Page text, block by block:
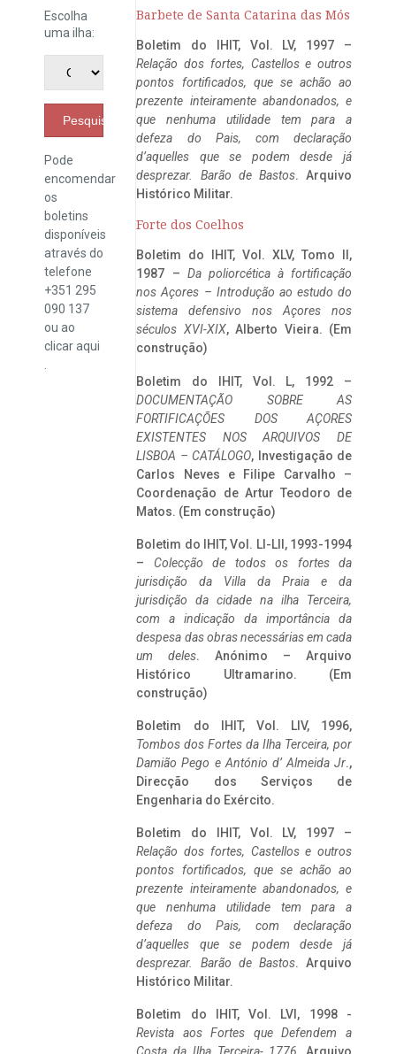
Escolha
uma ilha:
Pesquisar
Pode
encomendar
os
boletins
disponíveis
através do
telefone
+351 295
090 137
ou ao
clicaraqui
Barbete de Santa Catarina das Mós
Boletim do IHIT, Vol. LV, 1997 –
Relação dos fortes, Castellos e outros
pontos fortificados, que se achão ao
prezente inteiramente abandonados, e
que nenhuma utilidade tem para a
defeza do Pais, com declaração
d’aquelles que se podem desde já
desprezar. Barão de Bastos. Arquivo
Histórico Militar.
Forte dos Coelhos
Boletim do IHIT, Vol. XLV, Tomo II,
1987 – Da poliorcética à fortificação
nos Açores – Introdução ao estudo do
sistema defensivo nos Açores nos
séculos XVI-XIX, Alberto Vieira. (Em
construção)
Boletim do IHIT, Vol. L, 1992 –
DOCUMENTAÇÃO SOBRE AS
FORTIFICAÇÕES DOS AÇORES
EXISTENTES NOS ARQUIVOS DE
LISBOA – CATÁLOGO, Investigação de
Carlos Neves e Filipe Carvalho –
Coordenação de Artur Teodoro de
Matos. (Em construção)
Boletim do IHIT, Vol. LI-LII, 1993-1994
– Colecção de todos os fortes da
jurisdição da Villa da Praia e da
jurisdição da cidade na ilha Terceira,
com a indicação da importância da
despesa das obras necessárias em cada
um deles. Anónimo – Arquivo
Histórico Ultramarino. (Em
construção)
Boletim do IHIT, Vol. LIV, 1996,
Tombos dos Fortes da Ilha Terceira, por
Damião Pego e António d’ Almeida Jr.,
Direcção dos Serviços de
Engenharia do Exército.
Boletim do IHIT, Vol. LV, 1997 –
Relação dos fortes, Castellos e outros
pontos fortificados, que se achão ao
prezente inteiramente abandonados, e
que nenhuma utilidade tem para a
defeza do Pais, com declaração
d’aquelles que se podem desde já
desprezar. Barão de Bastos. Arquivo
Histórico Militar.
Boletim do IHIT, Vol. LVI, 1998 -
Revista aos Fortes que Defendem a